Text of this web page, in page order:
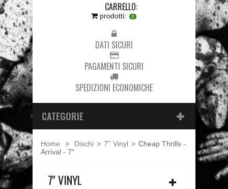
CARRELLO:
prodotti: 0
DATI SICURI
PAGAMENTI SICURI
SPEDIZIONI ECONOMICHE
CATEGORIE
Home > Dischi > 7'' Vinyl > Cheap Thrills -
Arrival - 7"
7'' VINYL